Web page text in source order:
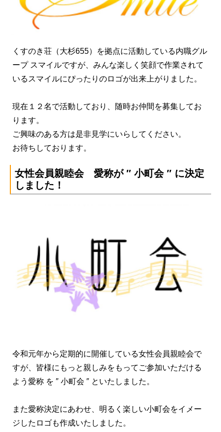
くすのき荘（大杉655）を拠点に活動している内職グル
ープ スマイルですが、みんな楽しく笑顔で作業されて
いるスマイルにぴったりのロゴが出来上がりました。
現在１２名で活動しており、随時お仲間を募集してお
ります。
ご興味のある方は是非見学にいらしてください。
お待ちしております。
女性会員親睦会 愛称が ″ 小町会 ″ に決定
しました！
令和元年から定期的に開催している女性会員親睦会で
すが、皆様にもっと親しみをもってご参加いただける
よう愛称 を ″ 小町会 ″ といたしました。
また愛称決定にあわせ、明るく楽しい小町会をイメー
ジしたロゴも作成いたしました。